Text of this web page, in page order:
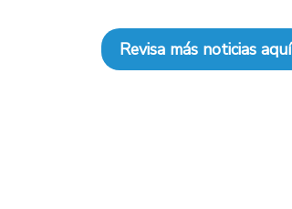
Revisa más noticias aquí